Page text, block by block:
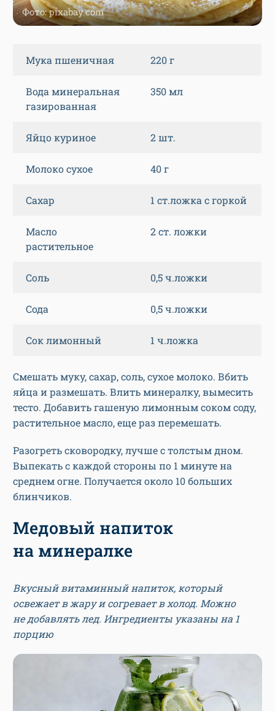
Фото: pixabay.com
Мука пшеничная 220 г
Вода минеральная
газированная
350 мл
Яйцо куриное 2 шт.
Молоко сухое 40 г
Сахар 1 ст.ложка с горкой
Масло
растительное
2 ст. ложки
Соль 0,5 ч.ложки
Сода 0,5 ч.ложки
Сок лимонный 1 ч.ложка
Смешать муку, сахар, соль, сухое молоко. Вбить
яйца и размешать. Влить минералку, вымесить
тесто. Добавить гашеную лимонным соком соду,
растительное масло, еще раз перемешать.
Разогреть сковородку, лучше с толстым дном.
Выпекать с каждой стороны по 1 минуте на
среднем огне. Получается около 10 больших
блинчиков.
Медовый напиток
на минералке
Вкусный витаминный напиток, который
освежает в жару и согревает в холод. Можно
не добавлять лед. Ингредиенты указаны на 1
порцию